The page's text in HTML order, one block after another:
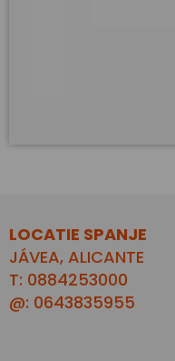
LOCATIE SPANJE
JÁVEA, ALICANTE
T: 0884253000
@: 0643835955